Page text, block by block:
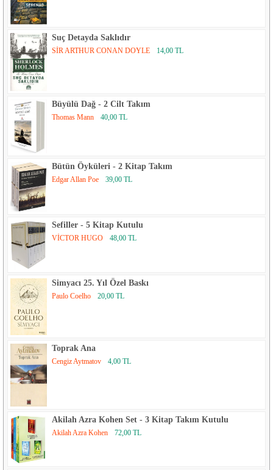
Suç Detayda Saklıdır
SİR ARTHUR CONAN DOYLE 14,00 TL
Büyülü Dağ - 2 Cilt Takım
Thomas Mann 40,00 TL
Bütün Öyküleri - 2 Kitap Takım
Edgar Allan Poe 39,00 TL
Sefiller - 5 Kitap Kutulu
VİCTOR HUGO 48,00 TL
Simyacı 25. Yıl Özel Baskı
Paulo Coelho 20,00 TL
Toprak Ana
Cengiz Aytmatov 4,00 TL
Akilah Azra Kohen Set - 3 Kitap Takım Kutulu
Akilah Azra Kohen 72,00 TL